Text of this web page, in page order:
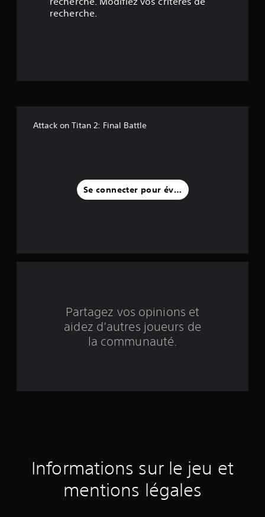
l
i
é
u
recherche.
Attack on Titan 2: Final Battle
Se connecter pour évaluer
Partagez vos opinions et
aidez d’autres joueurs de
la communauté.
Informations sur le jeu et
mentions légales